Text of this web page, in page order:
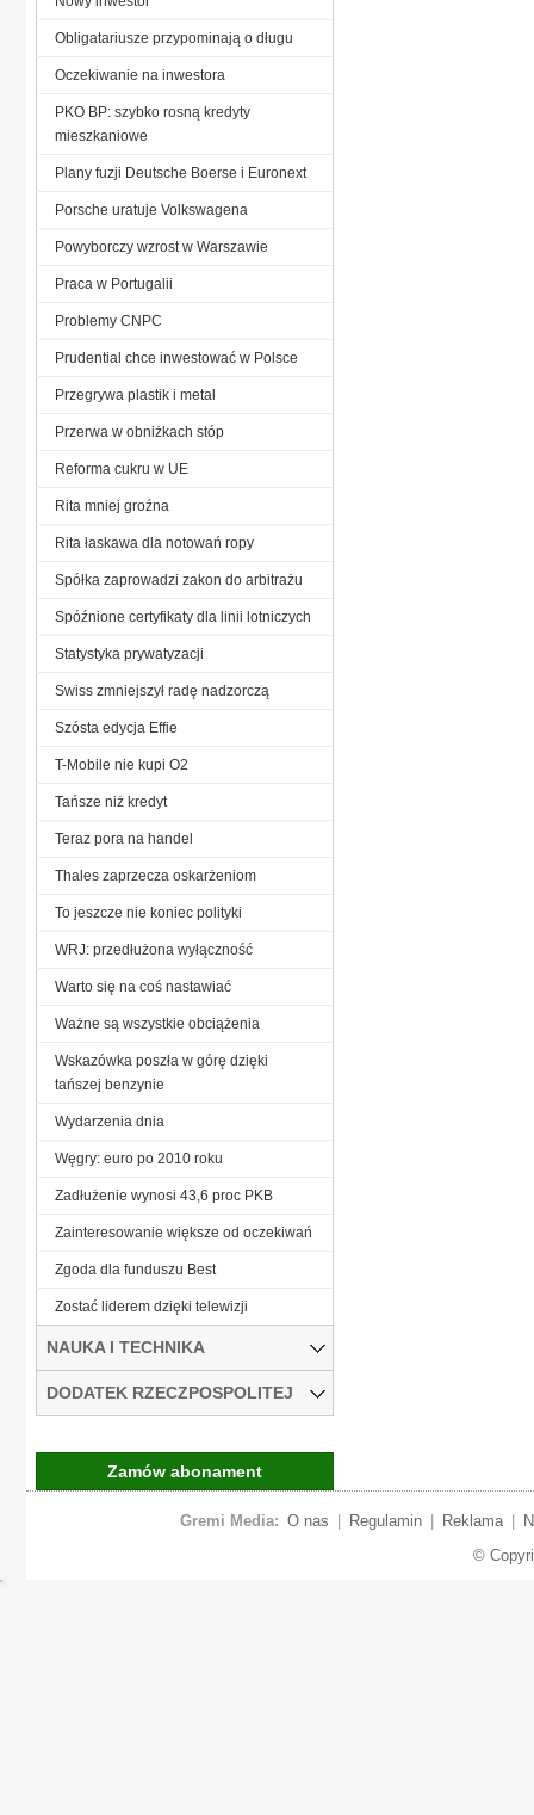
Obligatariusze przypominają o długu
Oczekiwanie na inwestora
PKO BP: szybko rosną kredyty
mieszkaniowe
Plany fuzji Deutsche Boerse i Euronext
Porsche uratuje Volkswagena
Powyborczy wzrost w Warszawie
Praca w Portugalii
Problemy CNPC
Prudential chce inwestować w Polsce
Przegrywa plastik i metal
Przerwa w obniżkach stóp
Reforma cukru w UE
Rita mniej groźna
Rita łaskawa dla notowań ropy
Spółka zaprowadzi zakon do arbitrażu
Spóźnione certyfikaty dla linii lotniczych
Statystyka prywatyzacji
Swiss zmniejszył radę nadzorczą
Szósta edycja Effie
T-Mobile nie kupi O2
Tańsze niż kredyt
Teraz pora na handel
Thales zaprzecza oskarżeniom
To jeszcze nie koniec polityki
WRJ: przedłużona wyłączność
Warto się na coś nastawiać
Ważne są wszystkie obciążenia
Wskazówka poszła w górę dzięki
tańszej benzynie
Wydarzenia dnia
Węgry: euro po 2010 roku
Zadłużenie wynosi 43,6 proc PKB
Zainteresowanie większe od oczekiwań
Zgoda dla funduszu Best
Zostać liderem dzięki telewizji
NAUKA I TECHNIKA
DODATEK RZECZPOSPOLITEJ
Zamów abonament
Gremi Media: O nas Regulamin Reklama
©